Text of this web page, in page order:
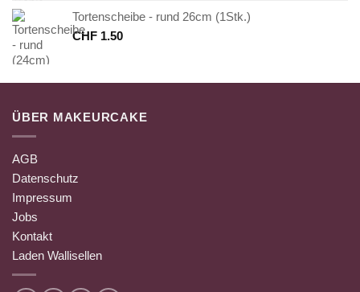
Tortenscheibe - rund 26cm (1Stk.)
CHF 1.50
ÜBER MAKEURCAKE
AGB
Datenschutz
Impressum
Jobs
Kontakt
Laden Wallisellen